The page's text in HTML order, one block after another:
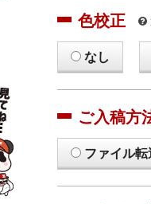
色校正
なし
ご入稿方
ファイル